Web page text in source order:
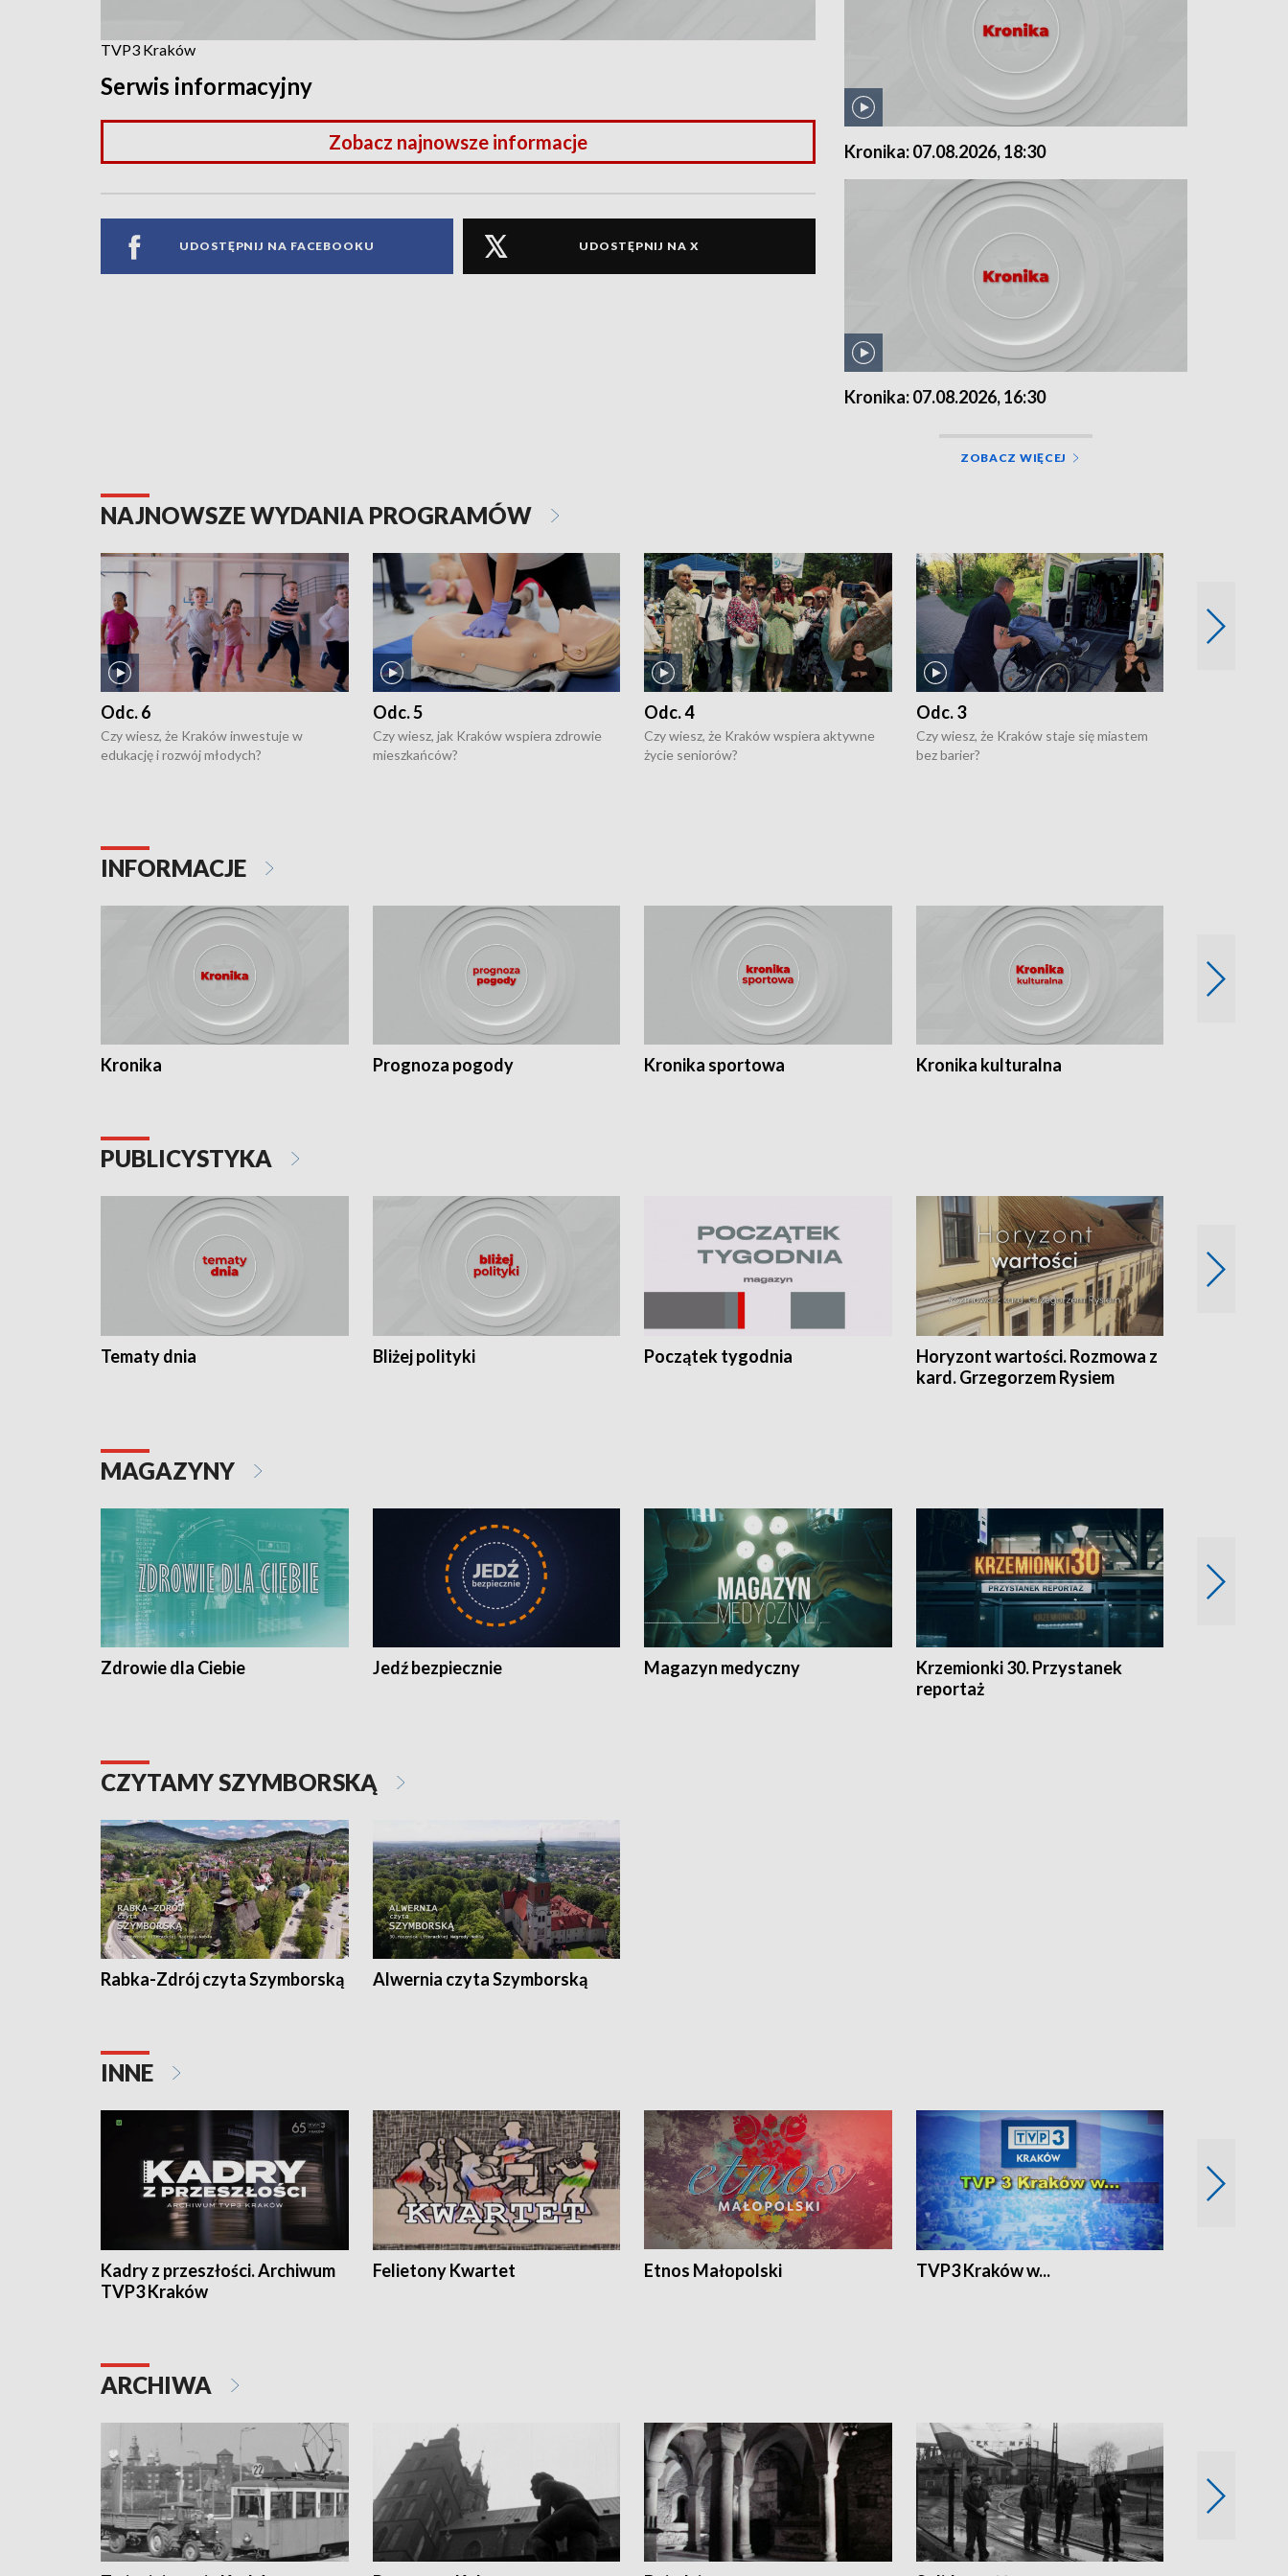
TVP3 Kraków
Serwis informacyjny
Zobacz najnowsze informacje
UDOSTĘPNIJ NA FACEBOOKU UDOSTĘPNIJ NA X
Kronika: 07.08.2026, 18:30
Kronika: 07.08.2026, 16:30
ZOBACZ WIĘCEJ
NAJNOWSZE WYDANIA PROGRAMÓW
Odc. 6
Czy wiesz, że Kraków inwestuje w
edukację i rozwój młodych?
Odc. 5
Czy wiesz, jak Kraków wspiera zdrowie
mieszkańców?
Odc. 4
Czy wiesz, że Kraków wspiera aktywne
życie seniorów?
Odc. 3
Czy wiesz, że Kraków staje się miastem
bez barier?
INFORMACJE
Kronika Prognoza pogody Kronika sportowa Kronika kulturalna
PUBLICYSTYKA
Tematy dnia Bliżej polityki Początek tygodnia
Horyzont wartości. Rozmowa z
kard. Grzegorzem Rysiem
MAGAZYNY
Zdrowie dla Ciebie Jedź bezpiecznie Magazyn medyczny
Krzemionki 30. Przystanek
reportaż
CZYTAMY SZYMBORSKĄ
Rabka-Zdrój czyta Szymborską Alwernia czyta Szymborską
INNE
Kadry z przeszłości. Archiwum
TVP3 Kraków
Felietony Kwartet Etnos Małopolski TVP3 Kraków w...
ARCHIWA